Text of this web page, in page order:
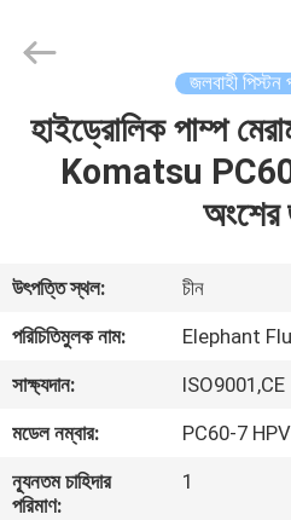
বাড়ি
আমাদের
সম্পর্কে
কারখানা
ভ্রমণ
Power
Co.,Ltd.
Reserved.
জলবাহী পিস্টন
হাইড্রোলিক পাম্প
Komatsu
উৎপত্তি স্থল:
চীন
পরিচিতিমুলক নাম:
Elephant
সাক্ষ্যদান:
ISO9001,CE
মডেল নম্বার:
PC60-7
ন্যূনতম চাহিদার
পরিমাণ:
1